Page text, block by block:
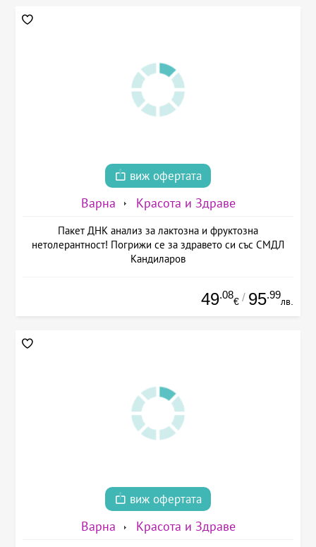
виж офертата
Варна Красота и Здраве
Пакет ДНК анализ за лактозна и фруктозна
нетолерантност! Погрижи се за здравето си със СМДЛ
Кандиларов
49.08
€ / 95.99
лв.
виж офертата
Варна Красота и Здраве